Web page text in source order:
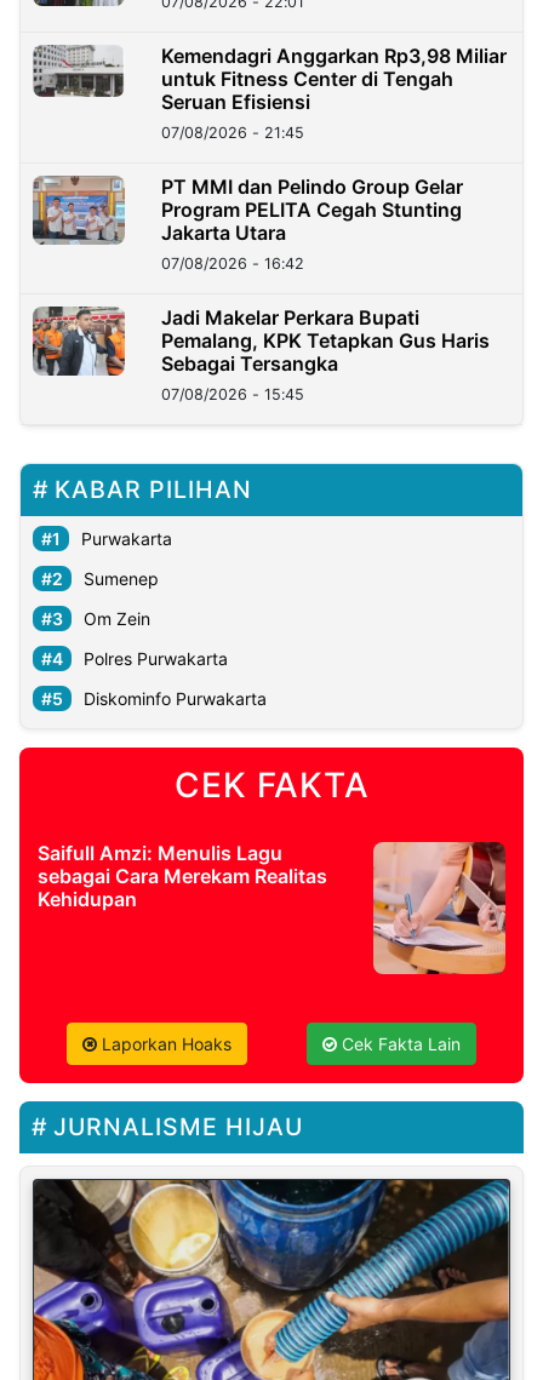
Kemendagri Anggarkan Rp3,98 Miliar
untuk Fitness Center di Tengah
Seruan Efisiensi
07/08/2026 - 21:45
PT MMI dan Pelindo Group Gelar
Program PELITA Cegah Stunting
Jakarta Utara
07/08/2026 - 16:42
Jadi Makelar Perkara Bupati
Pemalang, KPK Tetapkan Gus Haris
Sebagai Tersangka
07/08/2026 - 15:45
KABAR PILIHAN
Purwakarta
Sumenep
Om Zein
Polres Purwakarta
Diskominfo Purwakarta
CEK FAKTA
Saifull Amzi: Menulis Lagu
sebagai Cara Merekam Realitas
Kehidupan
Laporkan Hoaks Cek Fakta Lain
JURNALISME HIJAU